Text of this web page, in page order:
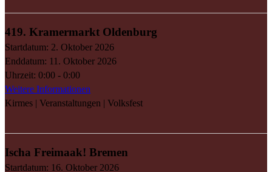
419. Kramermarkt Oldenburg
Startdatum: 2. Oktober 2026
Enddatum: 11. Oktober 2026
Uhrzeit: 0:00 - 0:00
Weitere Informationen
Kirmes | Veranstaltungen | Volksfest
Ischa Freimaak! Bremen
Startdatum: 16. Oktober 2026